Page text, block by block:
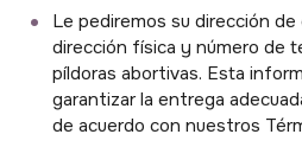
Le pediremos su dirección
dirección física y número de
píldoras abortivas. Esta
garantizar la entrega
de acuerdo con nuestros